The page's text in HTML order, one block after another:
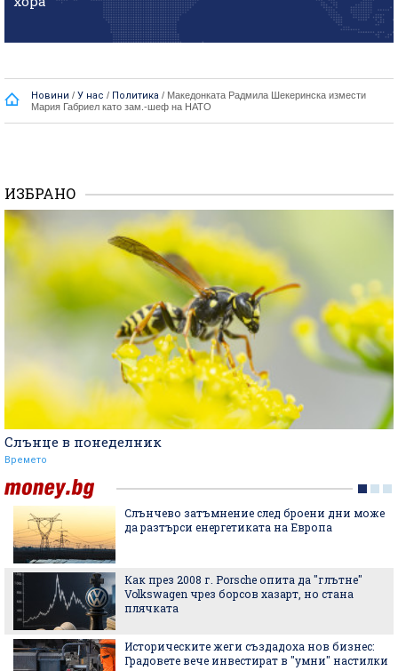
Новини / У нас / Политика / Македонката Радмила Шекеринска измести
Мария Габриел като зам.-шеф на НАТО
ИЗБРАНО
Слънце в понеделник
Времето
Слънчево затъмнение след броени дни може
да разтърси енергетиката на Европа
Как през 2008 г. Porsche опита да "глътне"
Volkswagen чрез борсов хазарт, но стана
плячката
Историческите жеги създадоха нов бизнес:
Градовете вече инвестират в "умни" настилки